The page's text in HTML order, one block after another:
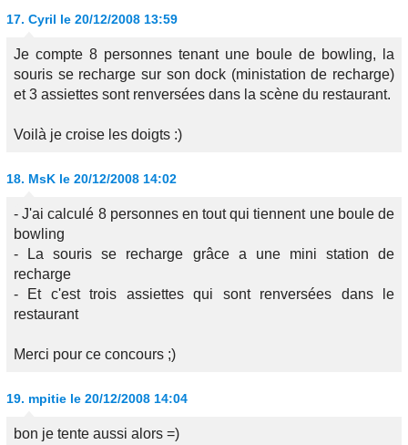
17. Cyril le 20/12/2008 13:59
Je compte 8 personnes tenant une boule de bowling, la
souris se recharge sur son dock (ministation de recharge)
et 3 assiettes sont renversées dans la scène du restaurant.
Voilà je croise les doigts :)
18. MsK le 20/12/2008 14:02
- J'ai calculé 8 personnes en tout qui tiennent une boule de
bowling
- La souris se recharge grâce a une mini station de
recharge
- Et c'est trois assiettes qui sont renversées dans le
restaurant
Merci pour ce concours ;)
19. mpitie le 20/12/2008 14:04
bon je tente aussi alors =)